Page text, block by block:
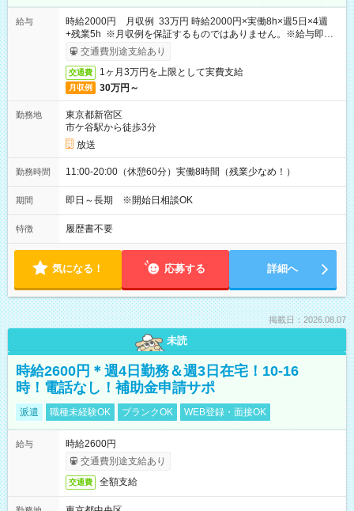
給与
時給2000円 月収例 33万円 時給2000円×実働8h×週5日×4週
+残業5h ※月収例を保証するものではありません。※給与即受
取りサービス利用可（利用条件有）
交通費別途支給あり
交通費 1ヶ月3万円を上限として実費支給
月収例 30万円～
勤務地
東京都新宿区
市ケ谷駅から徒歩3分
放送
勤務時間 11:00-20:00（休憩60分）実働8時間（残業少なめ！）
期間 即日～長期 ※開始日相談OK
特徴 履歴書不要
気になる！ 応募する 詳細へ
掲載日：2026.08.07
未読
時給2600円＊週4日勤務＆週3日在宅！10-16
時！電話なし！補助金申請サポ
派遣 職種未経験OK ブランクOK WEB登録・面接OK
給与
時給2600円
交通費別途支給あり
交通費 全額支給